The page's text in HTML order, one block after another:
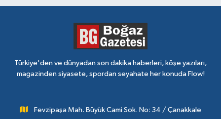
Türkiye'den ve dünyadan son dakika haberleri, köşe yazıları,
magazinden siyasete, spordan seyahate her konuda Flow!
Fevzipaşa Mah. Büyük Cami Sok. No: 34 / Çanakkale